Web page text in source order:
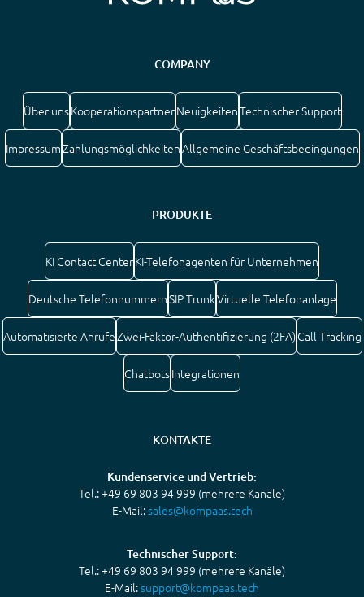
COMPANY
Über unsKooperationspartnerNeuigkeitenTechnischer Support
ImpressumZahlungsmöglichkeitenAllgemeine Geschäftsbedingungen
PRODUKTE
KI Contact CenterKI-Telefonagenten für Unternehmen
Deutsche TelefonnummernSIP TrunkVirtuelle Telefonanlage
Automatisierte AnrufeZwei-Faktor-Authentifizierung (2FA)Call Tracking
ChatbotsIntegrationen
KONTAKTE
Kundenservice und Vertrieb:
Tel.: +49 69 803 94 999 (mehrere Kanäle)
E-Mail:sales@kompaas.tech
Technischer Support:
Tel.: +49 69 803 94 999 (mehrere Kanäle)
E-Mail:support@kompaas.tech